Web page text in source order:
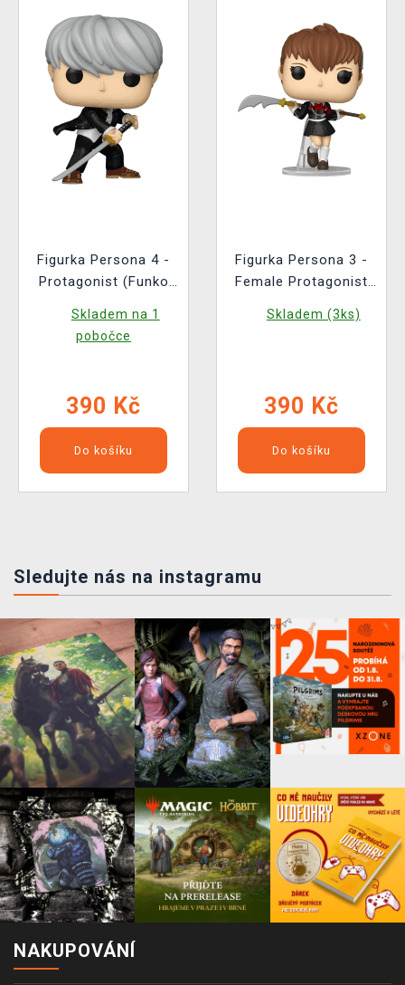
Figurka Persona 4 -
Protagonist (Funko
Skladem na 1
pobočce
390 Kč
Do košíku
Figurka Persona 3 -
Female Protagonist
(Funko POP! Games
Skladem (3ks)
390 Kč
Do košíku
Sledujte nás na instagramu
NAKUPOVÁNÍ